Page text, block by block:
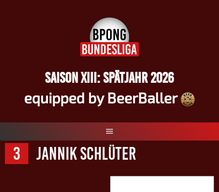
SAISON XIII: SPÄTJAHR 2026
equipped by BeerBaller
3 Jannik Schlüter